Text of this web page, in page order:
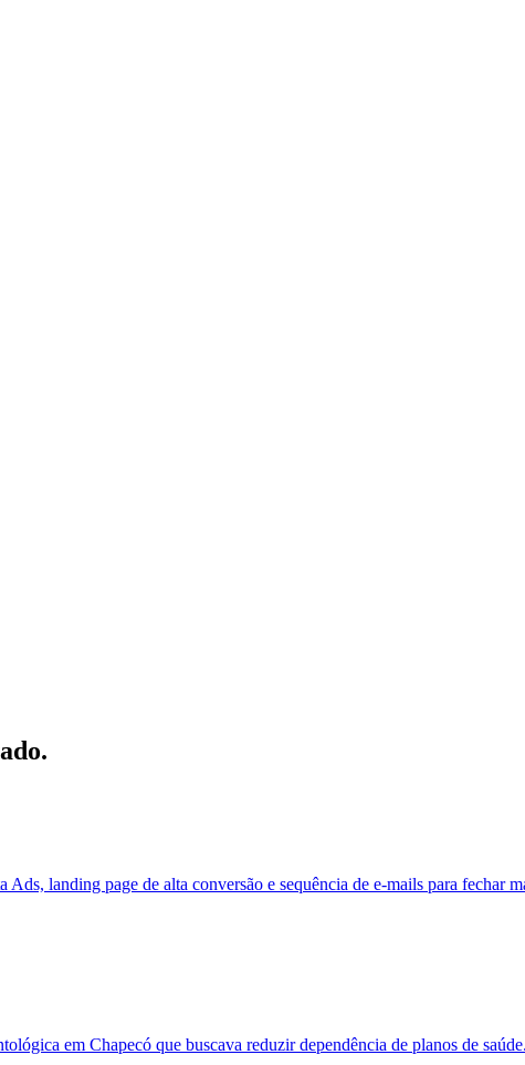
landing page de alta conversão e sequência de e-mails para fechar
em Chapecó que buscava reduzir dependência de planos de saúde.